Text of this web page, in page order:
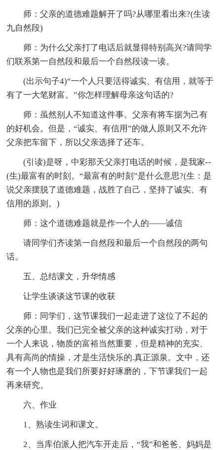
师：父亲的道德难题解开了吗?从哪里看出来?(生读
九自然段)
师：为什么父亲打了电话后就显得特别高兴?请同学
们联系第一自然段和最后一个自然段读一读。
(出示句子4)“一个人只要活得诚实、有信用，就等于
有了一大笔财富。”你怎样理解母亲这句话的?
师：虽然别人不知道这件事。父亲有将车据为己有
的好机会。但是，“诚实、有信用”的做人原则又不允许
父亲把车留下，所以父亲选择了还车。
(引读)是呀，中彩那天父亲打电话的时候，是我家--
(生)最富有的时刻。“最富有的时刻”是什么意思?(生：是
说父亲摆脱了道德难题，战胜了自己，坚持了诚实、有
信用的原则。)
师：这个道德难题就是作一个人的——诚信
请同学们齐读第一自然段和最后一个自然段的两句
话。
五、总结课文，升华情感
让学生谈谈这节课的收获
师：同学们，这节课我们一起走进了这位了不起的
父亲的心里。我们已完全被父亲的这种诚实打动，对于
一个人来说，物质的富裕当然重要，但是精神的充实、
具有高尚的情操，才是生活快乐的.真正源泉。文中，还
有一个人物也是我们所要好好琢磨的，下节课我们一起
再来研究。
六、作业
1、熟读生词和课文。
2、当库伯派人把汽车开走后，“我”和爸爸、妈妈是